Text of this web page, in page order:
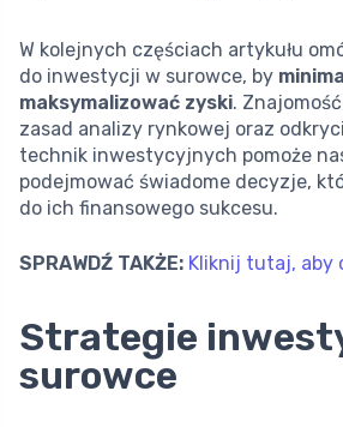
W kolejnych częściach artykułu
do inwestycji w surowce, by
maksymalizować zyski.
zasad analizy rynkowej oraz
technik inwestycyjnych pomoże
podejmować świadome decyzje,
do ich finansowego sukcesu.
SPRAWDŹ TAKŻE: Kliknij tutaj, aby
Strategie
surowce